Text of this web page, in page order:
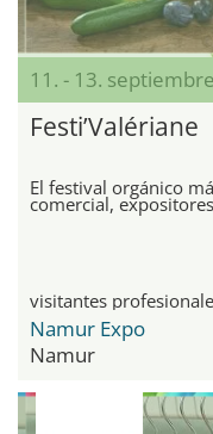
11. - 13.
Festi’Valériane
El festival orgánico
comercial,
visitantes
Namur Expo
Namur